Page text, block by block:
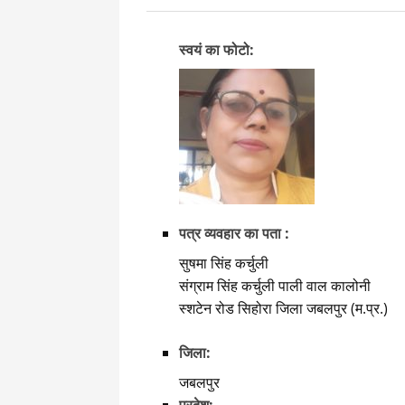
स्वयं का फोटो:
पत्र व्यवहार का पता :
सुषमा सिंह कर्चुली
संग्राम सिंह कर्चुली पाली वाल कालोनी
स्शटेन रोड सिहोरा जिला जबलपुर (म.प्र.)
जिला:
जबलपुर